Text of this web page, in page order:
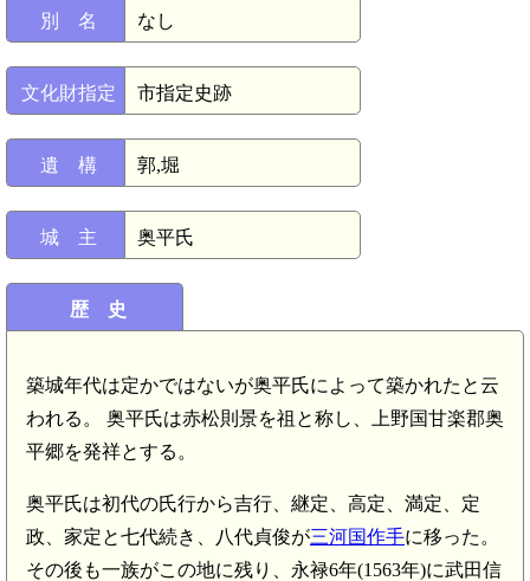
別 名 なし
文化財指定 市指定史跡
遺 構 郭,堀
城 主 奥平氏
歴 史
築城年代は定かではないが奥平氏によって築かれたと云
われる。 奥平氏は赤松則景を祖と称し、上野国甘楽郡奥
平郷を発祥とする。
奥平氏は初代の氏行から吉行、継定、高定、満定、定
政、家定と七代続き、八代貞俊が三河国作手に移った。
その後も一族がこの地に残り、永禄6年(1563年)に武田信